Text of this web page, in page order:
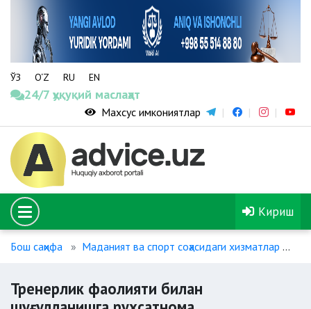
ЎЗ O‘Z RU EN
24/7 ҳуқуқий маслаҳат
Махсус имкониятлар
Кириш
Бош саҳифа Маданият ва спорт соҳасидаги хизматлар
Тренерлик фаолияти билан